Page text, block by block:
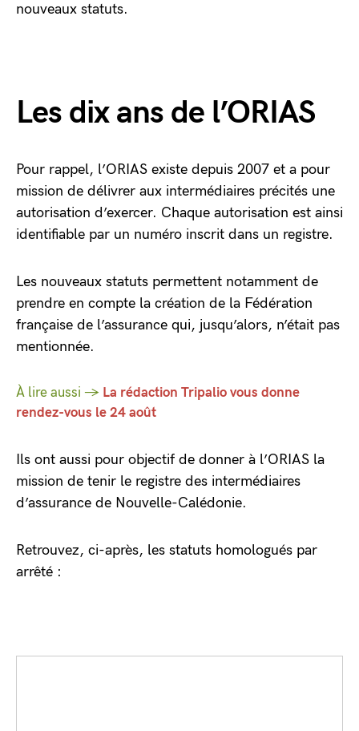
nouveaux statuts.
Les dix ans de l’ORIAS
Pour rappel, l’ORIAS existe depuis 2007 et a pour
mission de délivrer aux intermédiaires précités une
autorisation d’exercer. Chaque autorisation est ainsi
identifiable par un numéro inscrit dans un registre.
Les nouveaux statuts permettent notamment de
prendre en compte la création de la Fédération
française de l’assurance qui, jusqu’alors, n’était pas
mentionnée.
À lire aussi → La rédaction Tripalio vous donne
rendez-vous le 24 août
Ils ont aussi pour objectif de donner à l’ORIAS la
mission de tenir le registre des intermédiaires
d’assurance de Nouvelle-Calédonie.
Retrouvez, ci-après, les statuts homologués par
arrêté :